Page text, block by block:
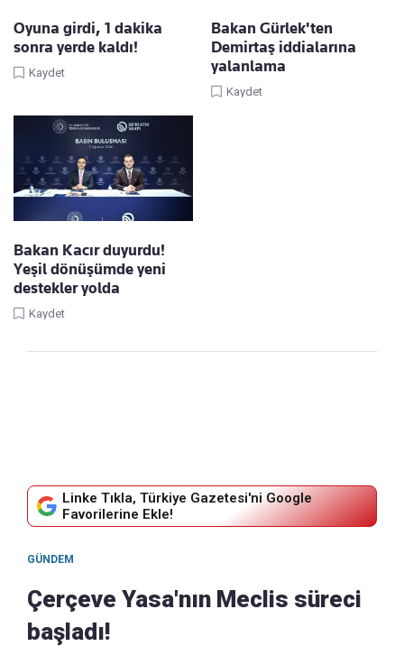
Oyuna girdi, 1 dakika
sonra yerde kaldı!
Kaydet
Bakan Gürlek'ten
Demirtaş iddialarına
yalanlama
Kaydet
Bakan Kacır duyurdu!
Yeşil dönüşümde yeni
destekler yolda
Kaydet
Linke Tıkla, Türkiye Gazetesi'ni Google
Favorilerine Ekle!
GÜNDEM
Çerçeve Yasa'nın Meclis süreci
başladı!